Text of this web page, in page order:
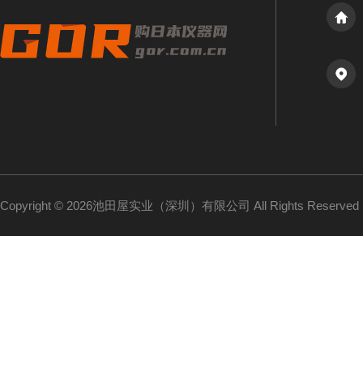
Copyright © 2026池田屋实业（深圳）有限公司 All Rights